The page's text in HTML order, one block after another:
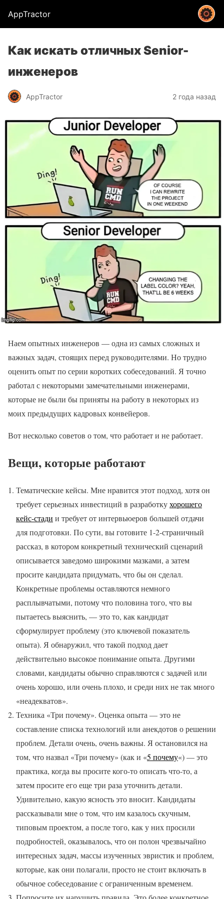
AppTractor
Как искать отличных Senior-
инженеров
AppTractor 2 года назад
Наем опытных инженеров — одна из самых сложных и
важных задач, стоящих перед руководителями. Но трудно
оценить опыт по серии коротких собеседований. Я точно
работал с некоторыми замечательными инженерами,
которые не были бы приняты на работу в некоторых из
моих предыдущих кадровых конвейеров.
Вот несколько советов о том, что работает и не работает.
Вещи, которые работают
Тематические кейсы. Мне нравится этот подход, хотя он
требует серьезных инвестиций в разработкухорошего
кейс-стади и требует от интервьюеров большей отдачи
для подготовки. По сути, вы готовите 1-2-страничный
рассказ, в котором конкретный технический сценарий
описывается заведомо широкими мазками, а затем
просите кандидата придумать, что бы он сделал.
Конкретные проблемы оставляются немного
расплывчатыми, потому что половина того, что вы
пытаетесь выяснить, — это то, как кандидат
сформулирует проблему (это ключевой показатель
опыта). Я обнаружил, что такой подход дает
действительно высокое понимание опыта. Другими
словами, кандидаты обычно справляются с задачей или
очень хорошо, или очень плохо, и среди них не так много
«неадекватов».
Техника «Три почему». Оценка опыта — это не
составление списка технологий или анекдотов о решении
проблем. Детали очень, очень важны. Я остановился на
том, что назвал «Три почему» (как и «5 почему«) — это
практика, когда вы просите кого-то описать что-то, а
затем просите его еще три раза уточнить детали.
Удивительно, какую ясность это вносит. Кандидаты
рассказывали мне о том, что им казалось скучным,
типовым проектом, а после того, как у них просили
подробностей, оказывалось, что он полон чрезвычайно
интересных задач, массы изученных эвристик и проблем,
которые, как они полагали, просто не стоит включать в
обычное собеседование с ограниченным временем.